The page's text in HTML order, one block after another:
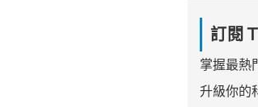
訂閱
掌握最熱
升級你的